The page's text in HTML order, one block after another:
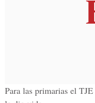
Para las primarias el TJE